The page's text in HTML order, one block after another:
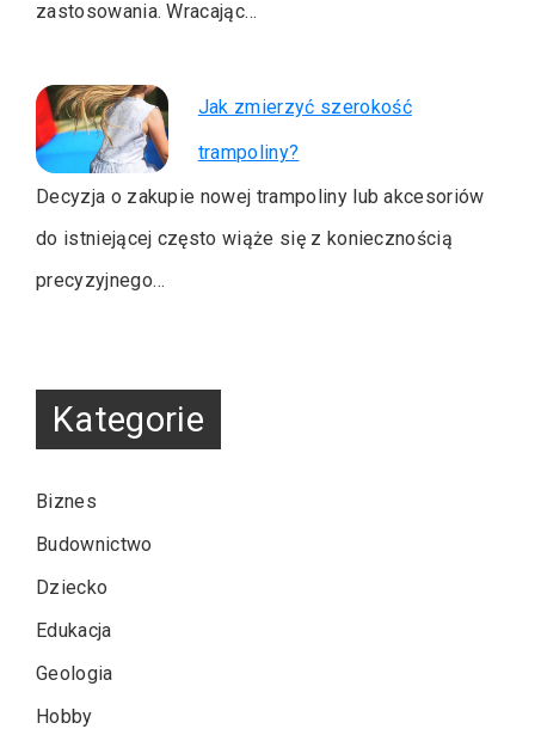
zastosowania. Wracając…
Jak zmierzyć szerokość
trampoliny?
Decyzja o zakupie nowej trampoliny lub akcesoriów
do istniejącej często wiąże się z koniecznością
precyzyjnego…
Kategorie
Biznes
Budownictwo
Dziecko
Edukacja
Geologia
Hobby